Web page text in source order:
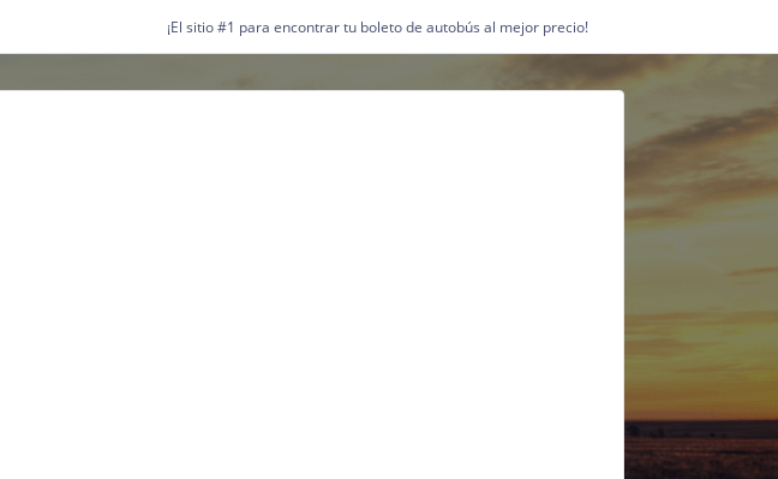
¡El sitio #1 para encontrar tu boleto de autobús al mejor precio!